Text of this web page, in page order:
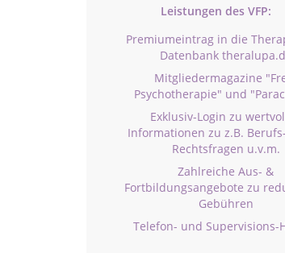
Leistungen des VFP:
Premiumeintrag in die
Datenbank
Mitgliedermagazine
Psychotherapie" und
Exklusiv-Login zu
Informationen zu z.B.
Rechtsfragen u.v.m.
Zahlreiche Aus- &
Fortbildungsangebote zu
Gebühren
Telefon- und Supervisions-